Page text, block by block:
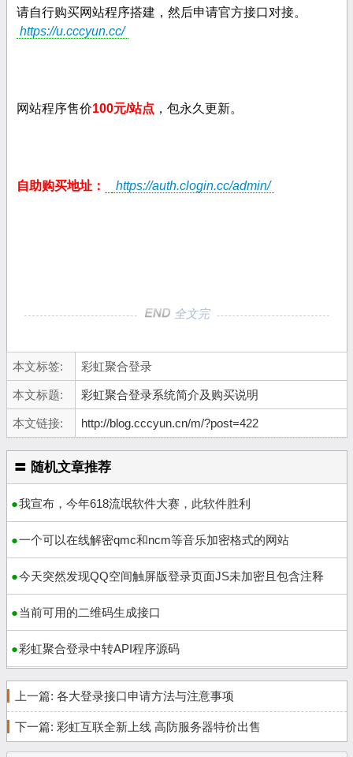
请自行购买网站程序搭建，然后申请官方接口对接。
https://u.cccyun.cc/
网站程序售价100元/站点 ，包永久更新。
自助购买地址： https://auth.clogin.cc/admin/
全文完
本文标签: 彩虹聚合登录
本文标题: 彩虹聚合登录系统简介及购买说明
本文链接: http://blog.cccyun.cn/m/?post=422
〓 随机文章推荐
我宣布，今年618流氓软件大赛，此软件胜利
一个可以在线解密qmc和ncm等音乐加密格式的网站
今天突然发现QQ空间触屏版登录页面JS未加密且包含注释
当前可用的二维码生成接口
彩虹聚合登录中转API程序源码
上一篇: 各大登录接口申请方法与注意事项
下一篇: 彩虹互联全新上线 高防服务器特价出售